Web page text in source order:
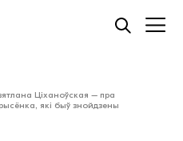
Ціханоўская – пра
які быў знойдзены